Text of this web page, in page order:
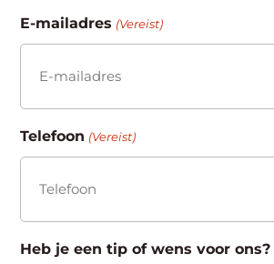
E-mailadres (Vereist)
Telefoon (Vereist)
Heb je een tip of wens voor ons?